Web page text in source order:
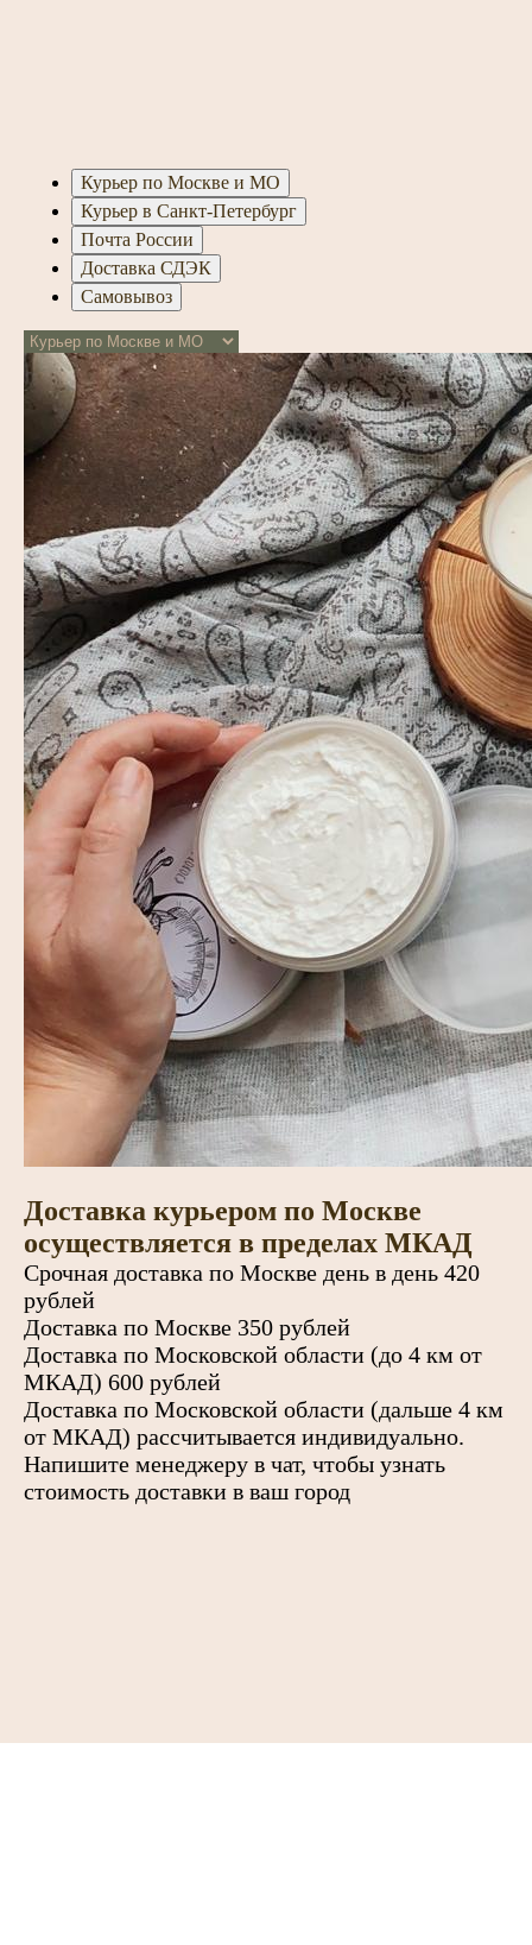
Курьер по Москве и МО
Курьер в Санкт-Петербург
Почта России
Доставка СДЭК
Самовывоз
Доставка курьером по Москве
осуществляется в пределах МКАД
Срочная доставка по Москве день в день 420
рублей
Доставка по Москве 350 рублей
Доставка по Московской области (до 4 км от
МКАД) 600 рублей
Доставка по Московской области (дальше 4 км
от МКАД) рассчитывается индивидуально.
Напишите менеджеру в чат, чтобы узнать
стоимость доставки в ваш город